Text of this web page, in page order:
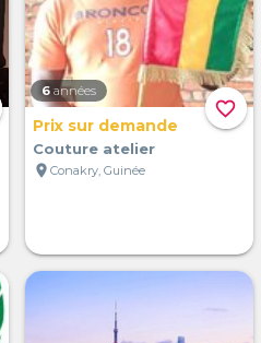
favorite_border
6 années
Prix sur demande
Couture atelier
location_on Conakry, Guinée